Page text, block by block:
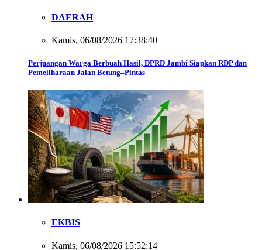
DAERAH
Kamis, 06/08/2026 17:38:40
Perjuangan Warga Berbuah Hasil, DPRD Jambi Siapkan RDP dan
Pemeliharaan Jalan Betung–Pintas
EKBIS
Kamis, 06/08/2026 15:52:14